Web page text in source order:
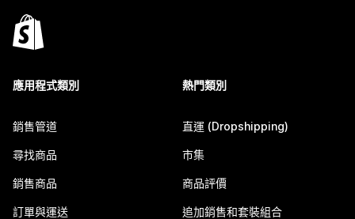
應用程式類別
銷售管道
尋找商品
銷售商品
訂單與運送
熱門類別
直運 (Dropshipping)
市集
商品評價
追加銷售和套裝組合